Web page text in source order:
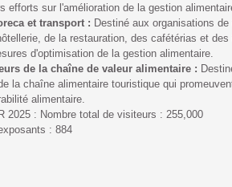
efforts sur l'amélioration de la gestion
et transport : Destiné aux organisations
de la restauration, des cafétérias et
d'optimisation de la gestion alimentaire.
de la chaîne de valeur alimentaire :
la chaîne alimentaire touristique qui
alimentaire.
: Nombre total de visiteurs : 255,000
: 884